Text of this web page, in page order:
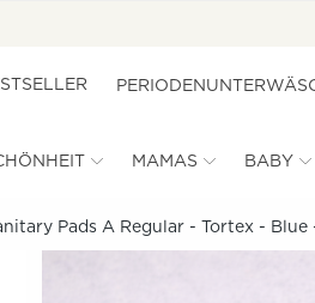
MAMAS BABY
Pads A Regular - Tortex - Blue